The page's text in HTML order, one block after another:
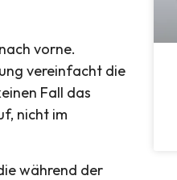
vorne.
vereinfacht die
Fall das
nicht im
während der